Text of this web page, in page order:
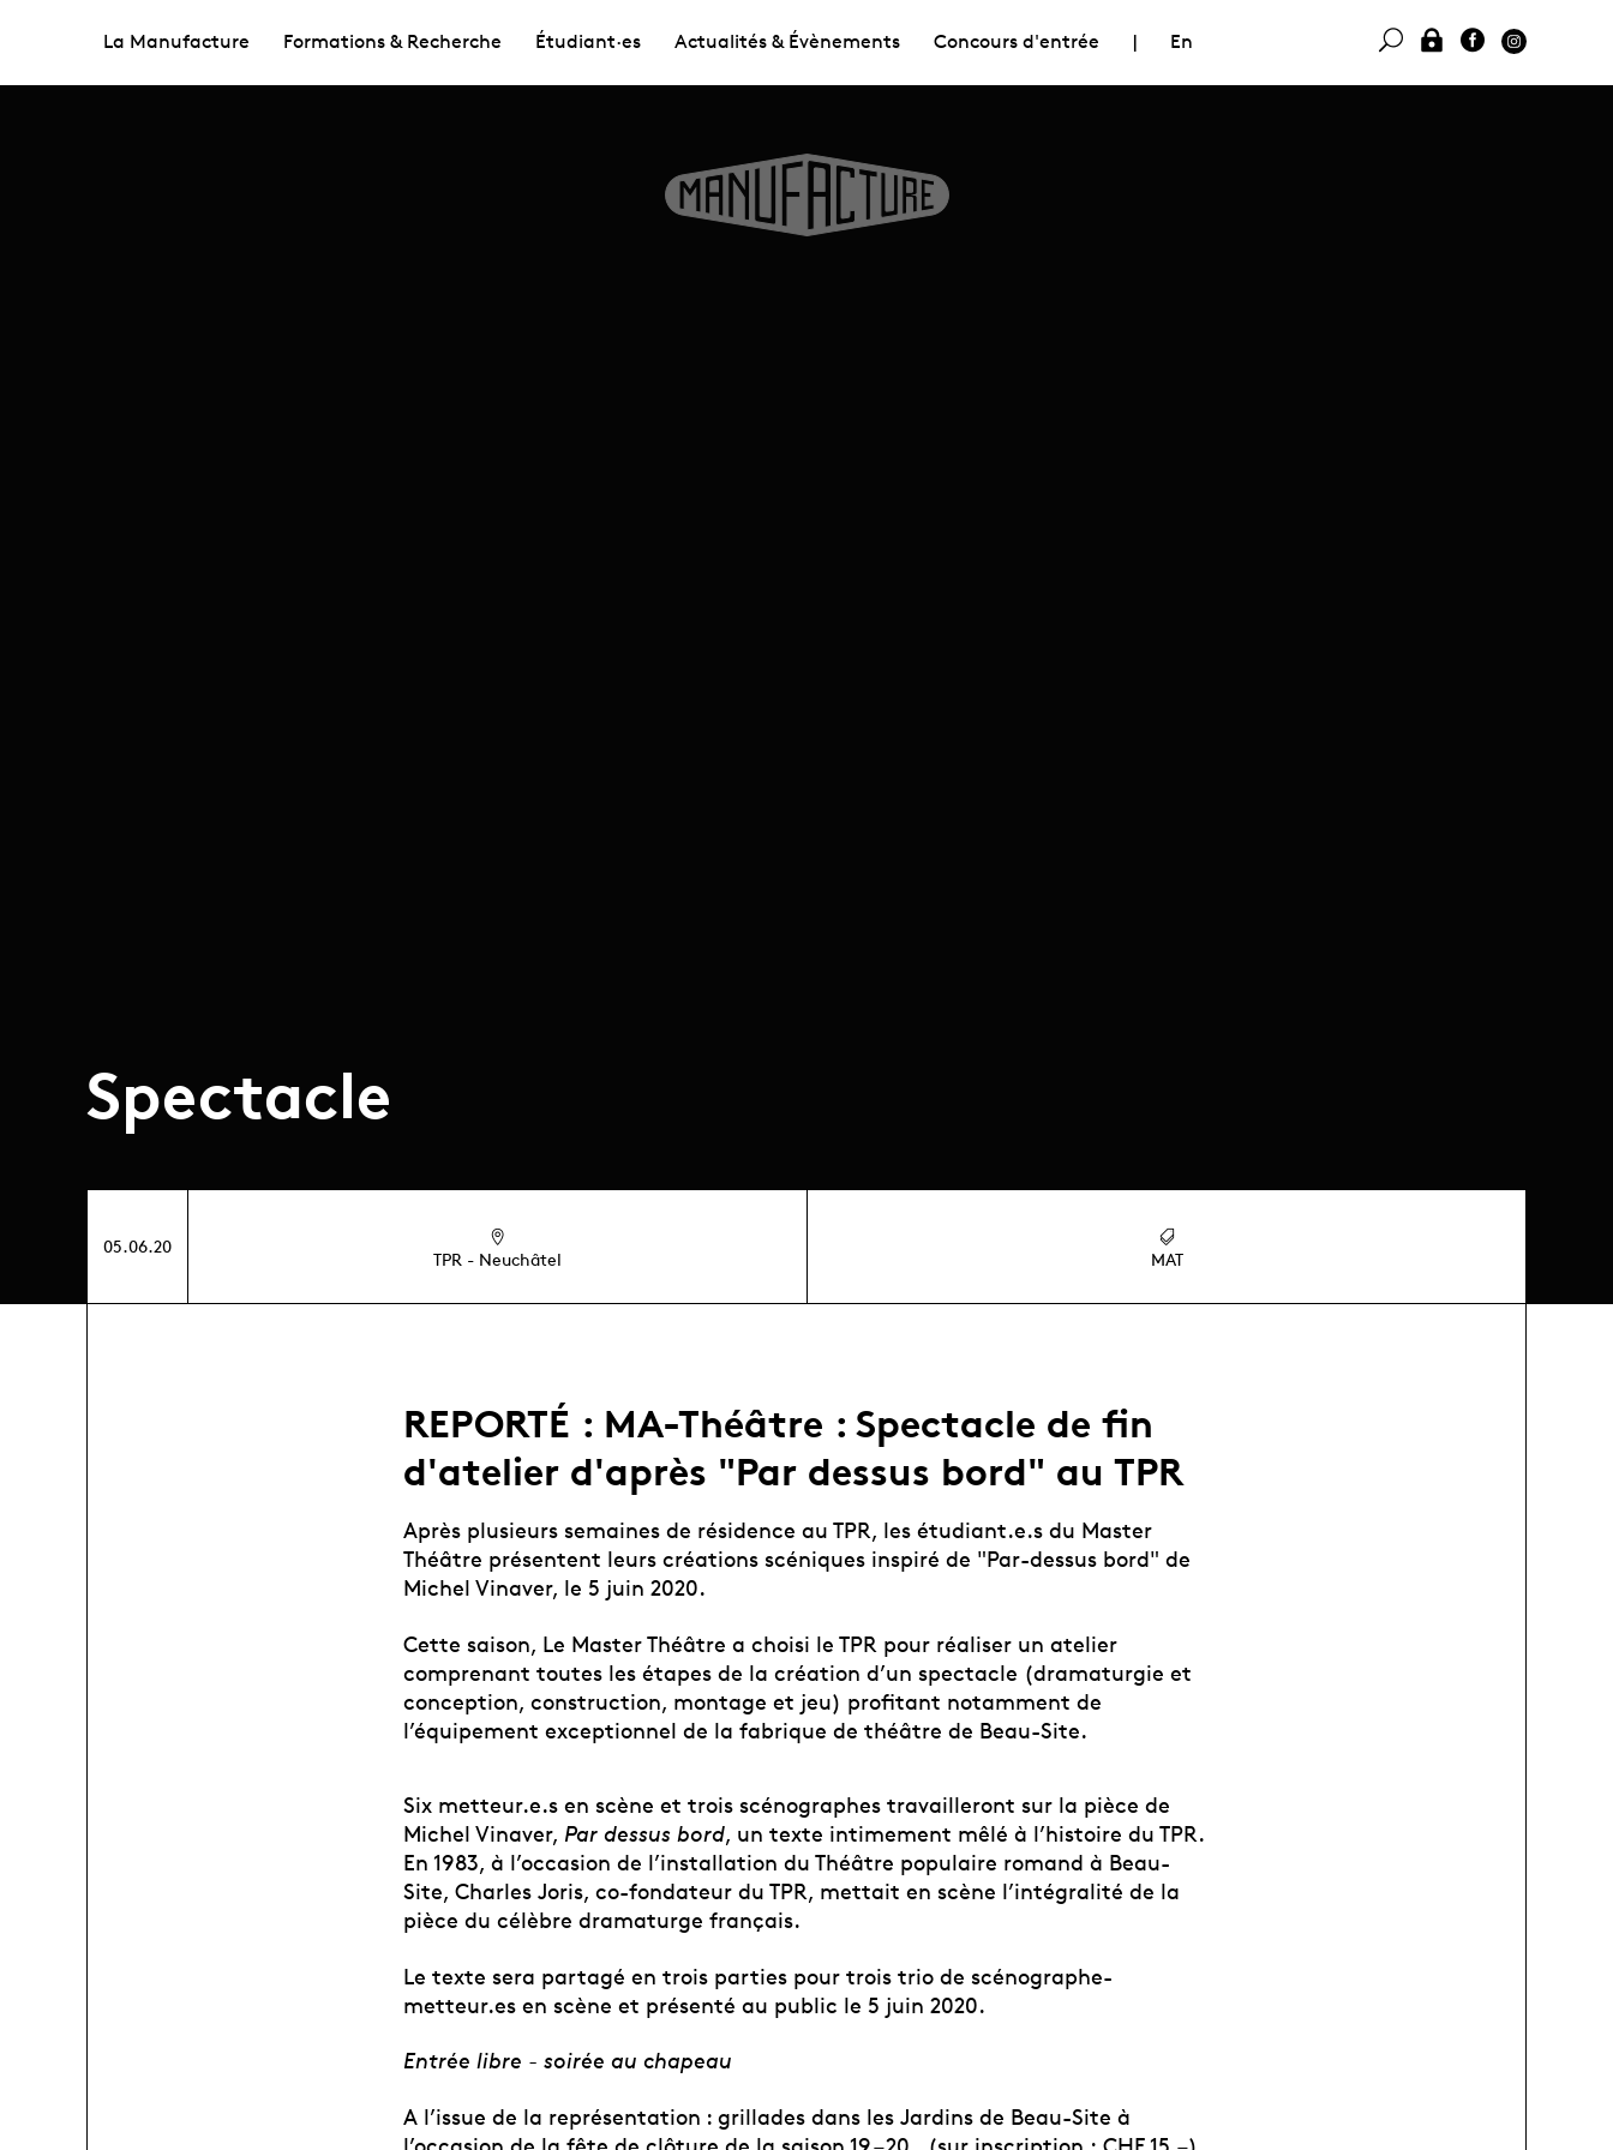
La Manufacture Formations & Recherche Étudiant·es Actualités & Évènements Concours d'entrée | En
Spectacle
05.06.20
TPR - Neuchâtel MAT
REPORTÉ : MA-Théâtre : Spectacle de fin
d'atelier d'après "Par dessus bord" au TPR
Après plusieurs semaines de résidence au TPR, les étudiant.e.s du Master
Théâtre présentent leurs créations scéniques inspiré de "Par-dessus bord" de
Michel Vinaver, le 5 juin 2020.
Cette saison, Le Master Théâtre a choisi le TPR pour réaliser un atelier
comprenant toutes les étapes de la création d’un spectacle (dramaturgie et
conception, construction, montage et jeu) profitant notamment de
l’équipement exceptionnel de la fabrique de théâtre de Beau-Site.
Six metteur.e.s en scène et trois scénographes travailleront sur la pièce de
Michel Vinaver, Par dessus bord, un texte intimement mêlé à l’histoire du TPR.
En 1983, à l’occasion de l’installation du Théâtre populaire romand à Beau-
Site, Charles Joris, co-fondateur du TPR, mettait en scène l’intégralité de la
pièce du célèbre dramaturge français.
Le texte sera partagé en trois parties pour trois trio de scénographe-
metteur.es en scène et présenté au public le 5 juin 2020.
Entrée libre - soirée au chapeau
A l’issue de la représentation : grillades dans les Jardins de Beau-Site à